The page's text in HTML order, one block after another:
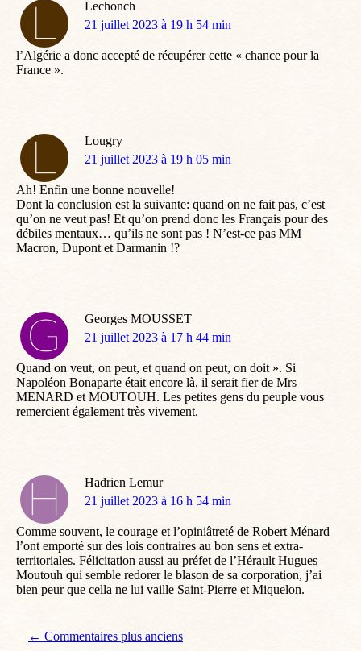
Lechonch
dit
21 juillet 2023 à 19 h 54 min
l’Algérie a donc accepté de récupérer cette « chance pour la
France ».
Lougry
dit
21 juillet 2023 à 19 h 05 min
Ah! Enfin une bonne nouvelle!
Dont la conclusion est la suivante: quand on ne fait pas, c’est
qu’on ne veut pas! Et qu’on prend donc les Français pour des
débiles mentaux… qu’ils ne sont pas ! N’est-ce pas MM
Macron, Dupont et Darmanin !?
Georges MOUSSET
dit
21 juillet 2023 à 17 h 44 min
Quand on veut, on peut, et quand on peut, on doit ». Si
Napoléon Bonaparte était encore là, il serait fier de Mrs
MENARD et MOUTOUH. Les petites gens du peuple vous
remercient également très vivement.
Hadrien Lemur
dit
21 juillet 2023 à 16 h 54 min
Comme souvent, le courage et l’opiniâtreté de Robert Ménard
l’ont emporté sur des lois contraires au bon sens et extra-
territoriales. Félicitation aussi au préfet de l’Hérault Hugues
Moutouh qui semble redorer le blason de sa corporation, j’ai
bien peur que cella ne lui vaille Saint-Pierre et Miquelon.
Navigation de commentaire
← Commentaires plus anciens